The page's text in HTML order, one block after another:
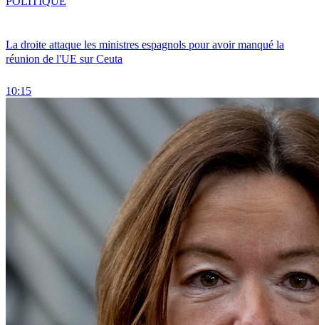
La droite attaque les ministres espagnols pour avoir manqué la
réunion de l'UE sur Ceuta
10:15